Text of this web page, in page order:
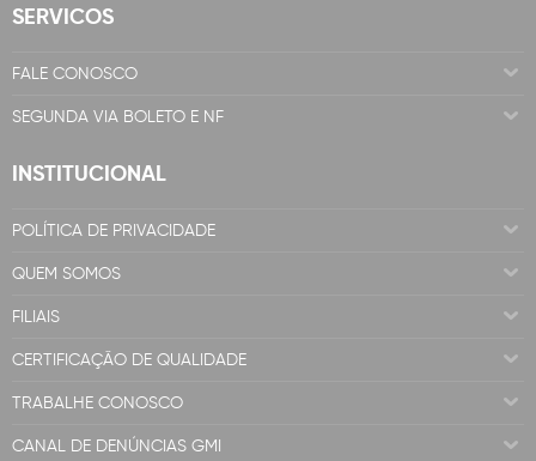
SERVICOS
FALE CONOSCO
SEGUNDA VIA BOLETO E NF
INSTITUCIONAL
POLÍTICA DE PRIVACIDADE
QUEM SOMOS
FILIAIS
CERTIFICAÇÃO DE QUALIDADE
TRABALHE CONOSCO
CANAL DE DENÚNCIAS GMI